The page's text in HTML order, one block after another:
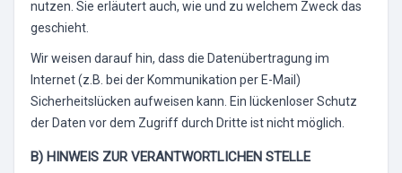
nutzen. Sie erläutert auch, wie und zu welchem Zweck das
geschieht.
Wir weisen darauf hin, dass die Datenübertragung im
Internet (z.B. bei der Kommunikation per E-Mail)
Sicherheitslücken aufweisen kann. Ein lückenloser Schutz
der Daten vor dem Zugriff durch Dritte ist nicht möglich.
B) HINWEIS ZUR VERANTWORTLICHEN STELLE